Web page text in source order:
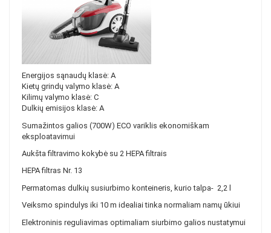
Energijos sąnaudų klasė: A
Kietų grindų valymo klasė: A
Kilimų valymo klasė: C
Dulkių emisijos klasė: A
Sumažintos galios (700W) ECO variklis ekonomiškam
eksploatavimui
Aukšta filtravimo kokybė su 2 HEPA filtrais
HEPA filtras Nr. 13
Permatomas dulkių susiurbimo konteineris, kurio talpa- 2,2 l
Veiksmo spindulys iki 10 m idealiai tinka normaliam namų ūkiui
Elektroninis reguliavimas optimaliam siurbimo galios nustatymui